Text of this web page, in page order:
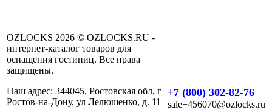
OZLOCKS 2026 © OZLOCKS.RU -
интернет-каталог товаров для
оснащения гостиниц. Все права
защищены.
Наш адрес: 344045, Ростовская обл, г
Ростов-на-Дону, ул Лелюшенко, д. 11
+7 (800) 302-82-76
sale+456070@ozlocks.ru